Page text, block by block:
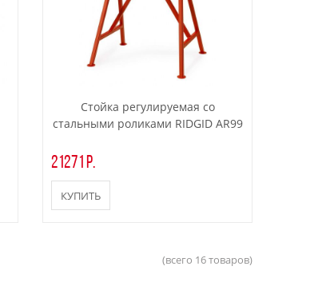
Стойка регулируемая со
стальными роликами RIDGID AR99
21271 р.
КУПИТЬ
(всего 16 товаров)